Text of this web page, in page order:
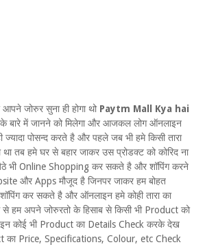
जोरुर सुना ही होगा थो Paytm Mall Kya hai
बारे में जानने को मिलेगा और आजकल लोग ऑनलाइन
पोसन्द करते है और पहले जब भी हमे किसी तारा
था तब हमे घर से बहार जाकर उस प्रोडक्ट को कोरिद ना
भी Online Shopping कर सकते है और शॉपिंग करने
और Apps मौजूद है जिनपर जाकर हम बोहत
कर सकते है और ऑनलाइन हमे कोही तारा का
से हम अपने जोरुरतो के हिसाब से किसी भी Product को
कोई भी Product का Details Check करके देख
Price, Specifications, Colour, etc Check